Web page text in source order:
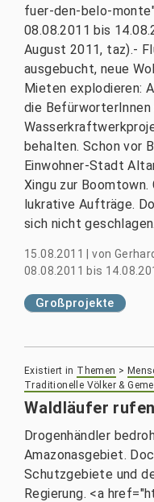
fuer-den-belo-
08.08.2011 bis
August 2011, taz).-
ausgebucht, neue
Mieten explodieren:
die
behalten. Schon vor
Einwohner-Stadt
Xingu zur Boomtown.
lukrative Aufträge.
sich nicht geschlagen.
15.08.2011 |von
08.08.2011 bis
Großprojekte
Existiert in Themen >
Traditionelle Völker &
Waldläufer
Drogenhändler
Amazonasgebiet.
Schutzgebiete und
Regierung. <a